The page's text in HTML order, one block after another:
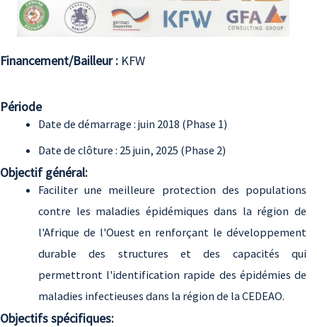
Financement/Bailleur : KFW
Période
Date de démarrage : juin 2018 (Phase 1)
Date de clôture : 25 juin, 2025 (Phase 2)
Objectif général:
Faciliter une meilleure protection des populations
contre les maladies épidémiques dans la région de
l'Afrique de l'Ouest en renforçant le développement
durable des structures et des capacités qui
permettront l'identification rapide des épidémies de
maladies infectieuses dans la région de la CEDEAO.
Objectifs spécifiques: